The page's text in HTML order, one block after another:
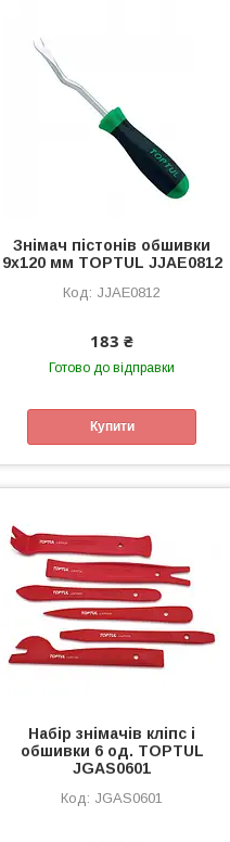
Знімач пістонів обшивки
9х120 мм TOPTUL JJAE0812
JJAE0812
183 ₴
Готово до відправки
Купити
Набір знімачів кліпс і
обшивки 6 од. TOPTUL
JGAS0601
JGAS0601